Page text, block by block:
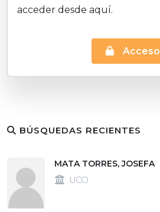
acceder desde aquí.
Acceso
BÚSQUEDAS RECIENTES
MATA TORRES, JOSEFA
UCO